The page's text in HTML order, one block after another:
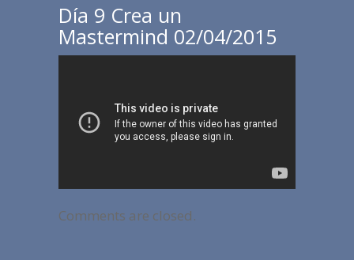
Día 9 Crea un
Mastermind 02/04/2015
Comments are closed.